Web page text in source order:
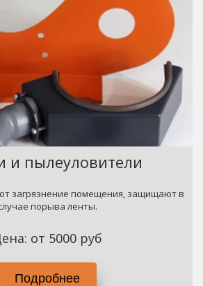
и пылеуловители
загрязнение помещения, защищают в
порыва ленты.
от 5000 руб
Подробнее